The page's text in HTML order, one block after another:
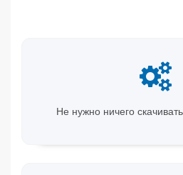
Не нужно ничего